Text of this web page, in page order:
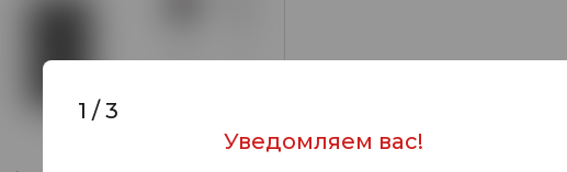
1 /3
Уведомляем вас!